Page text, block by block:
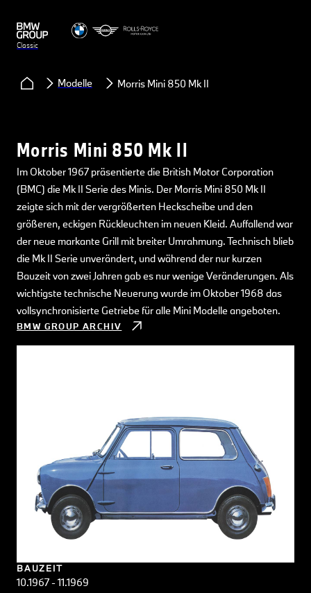
Classic
Modelle Morris Mini 850 Mk II
Morris Mini 850 Mk II
Im Oktober 1967 präsentierte die British Motor Corporation
(BMC) die Mk II Serie des Minis. Der Morris Mini 850 Mk II
zeigte sich mit der vergrößerten Heckscheibe und den
größeren, eckigen Rückleuchten im neuen Kleid. Auffallend war
der neue markante Grill mit breiter Umrahmung. Technisch blieb
die Mk II Serie unverändert, und während der nur kurzen
Bauzeit von zwei Jahren gab es nur wenige Veränderungen. Als
wichtigste technische Neuerung wurde im Oktober 1968 das
vollsynchronisierte Getriebe für alle Mini Modelle angeboten.
BMW GROUP ARCHIV
BAUZEIT
10.1967 - 11.1969